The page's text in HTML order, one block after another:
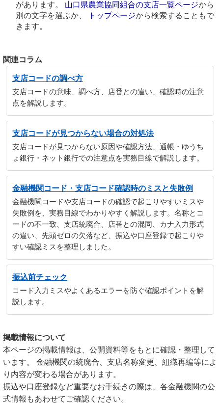
があります。 山口県農業協同組合の支店一覧ページから
別の文字を選ぶか、
トップページから検索することもで
きます。
関連コラム
支店コードの調べ方
支店コードの意味、調べ方、店番との違い、確認時の注意
点を解説します。
支店コードが見つからない場合の対処法
支店コードが見つからない原因や確認方法、通帳・ゆうち
ょ銀行・ネット銀行での注意点を実務目線で解説します。
金融機関コード・支店コード確認時のミスと失敗例
金融機関コードや支店コードの確認で起こりやすいミスや
失敗例を、実務目線でわかりやすく解説します。名称とコ
ードの不一致、支店統廃合、店番との混同、カナ入力形式
の違い、先頭ゼロの欠落など、振込や口座登録で起こりや
すい確認ミスを整理しました。
振込前チェック
コード入力ミスやよくあるエラーを防ぐ確認ポイントを解
説します。
掲載情報について
本ページの掲載情報は、公開資料等をもとに確認・整理して
います。 金融機関の統廃合、支店名称変更、組織再編等によ
り内容が変わる場合があります。
振込や口座登録など重要なお手続きの際は、各金融機関の公
式情報もあわせてご確認ください。